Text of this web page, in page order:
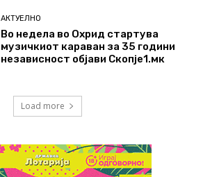
АКТУЕЛНО
Во недела во Охрид стартува
музичкиот караван за 35 години
независност објави Скопје1.мк
Load more